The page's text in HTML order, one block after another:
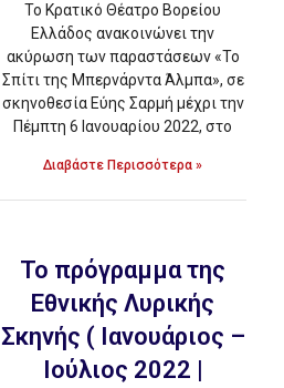
Το Κρατικό Θέατρο Βορείου
Ελλάδος ανακοινώνει την
ακύρωση των παραστάσεων «Το
Σπίτι της Μπερνάρντα Άλμπα», σε
σκηνοθεσία Εύης Σαρμή μέχρι την
Πέμπτη 6 Ιανουαρίου 2022, στο
Διαβάστε Περισσότερα »
To πρόγραμμα της
Εθνικής Λυρικής
Σκηνής ( Ιανουάριος –
Ιούλιος 2022 |